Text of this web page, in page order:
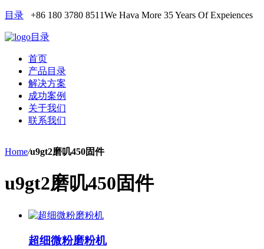
目录 +86 180 3780 8511We Hava More 35 Years Of Expeiences
目录
首页
产品目录
解决方案
成功案例
关于我们
联系我们
Home/u9gt2磨叽450固件
u9gt2磨叽450固件
超细微粉磨粉机